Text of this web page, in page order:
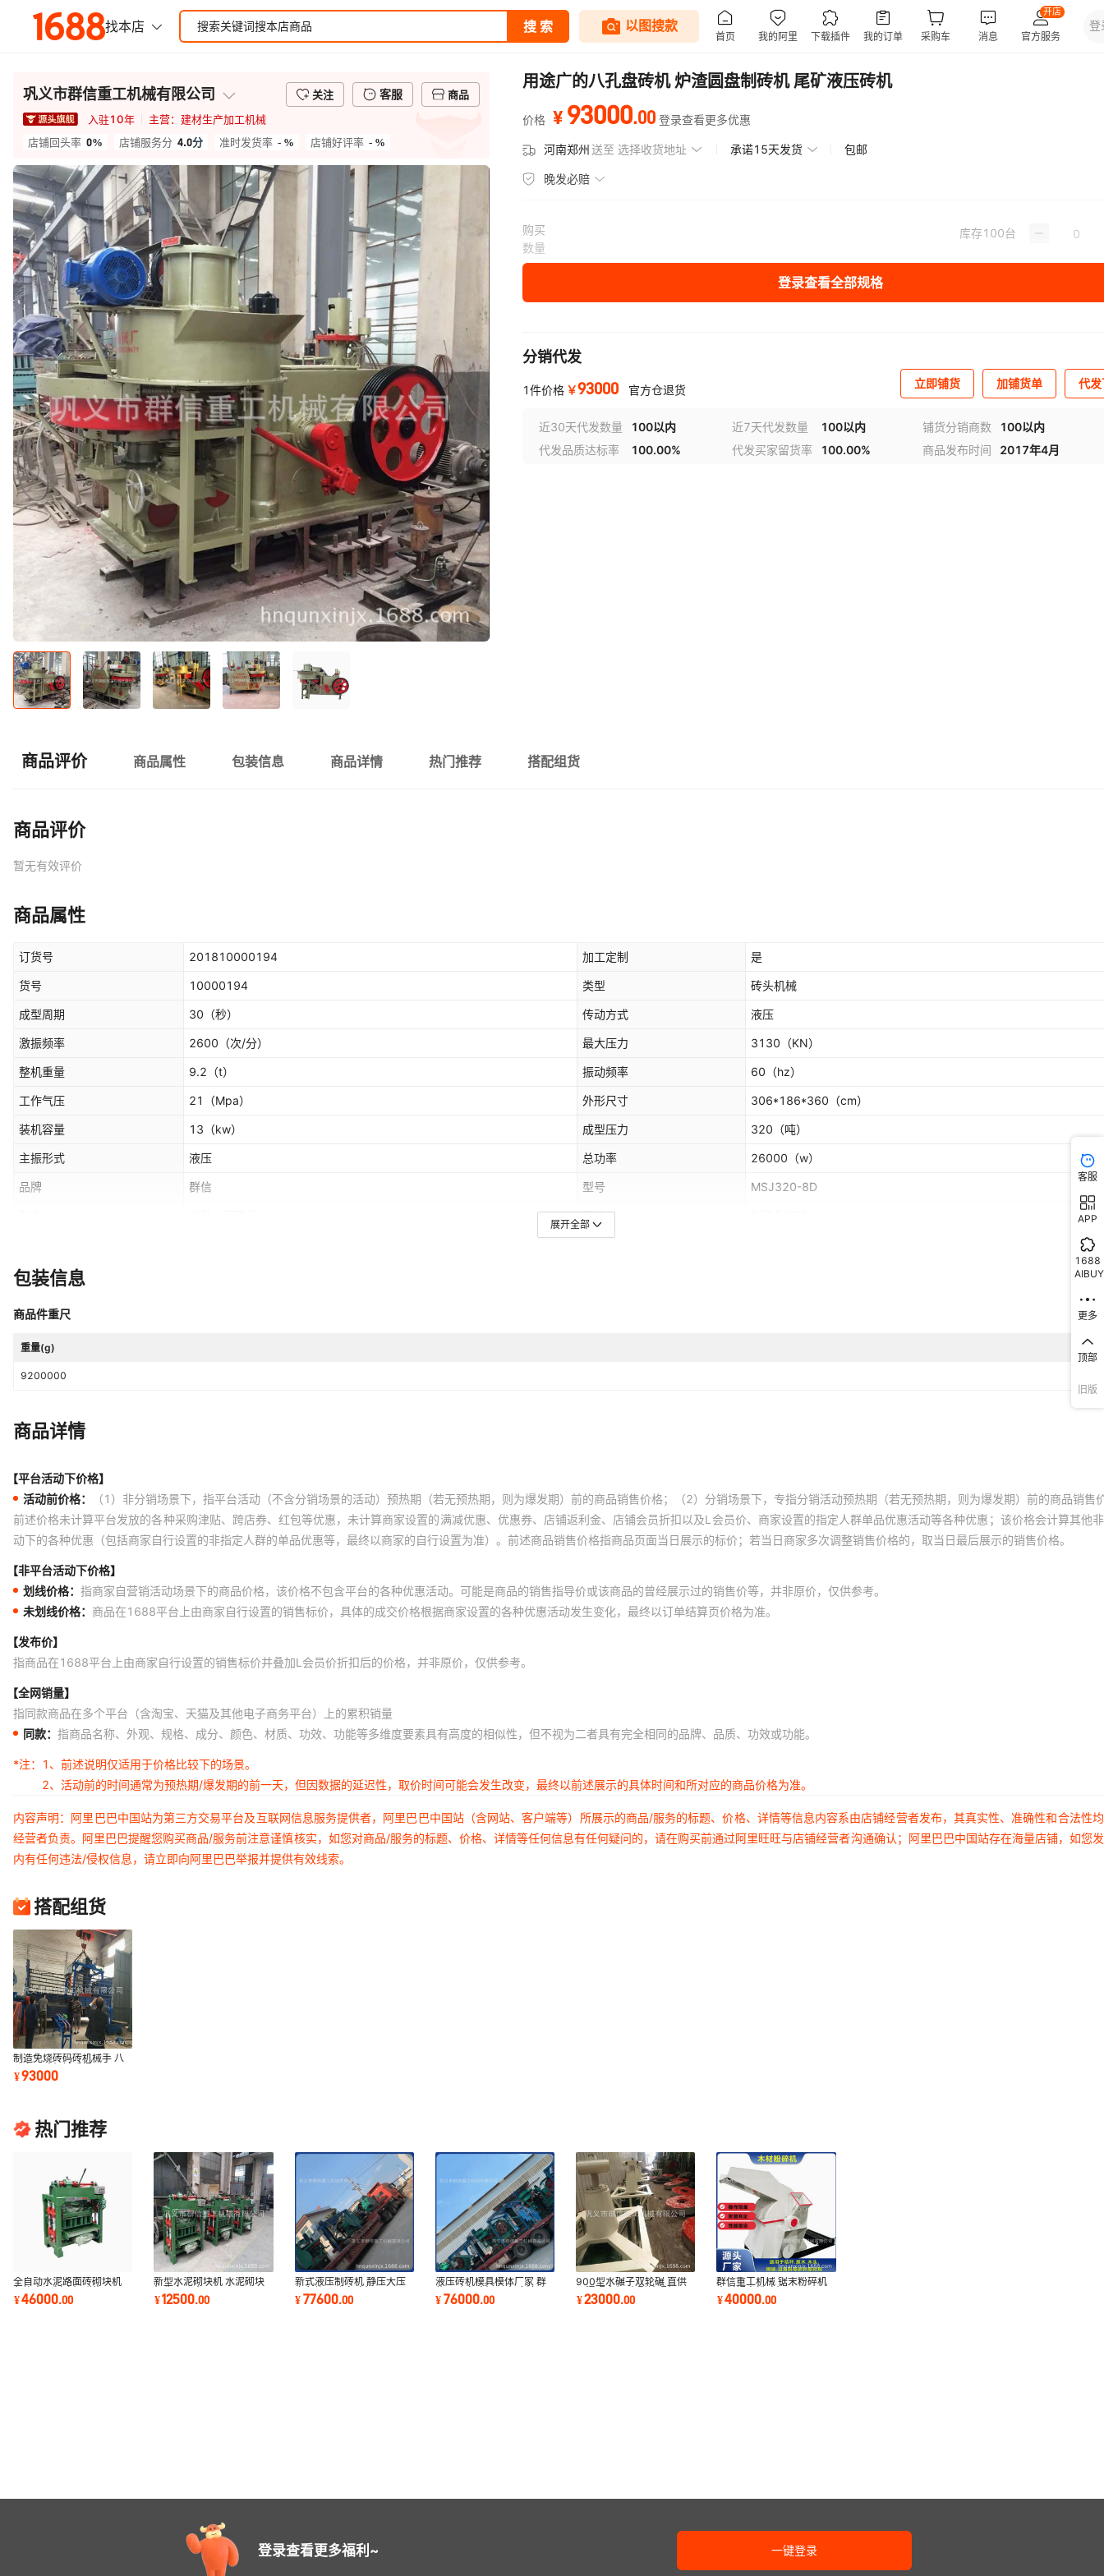
巩义市群信重工机械有限公司 关注 客服
商品
入驻10年 主营：建材生产加工机械
店铺回头率 0% 店铺服务分 4.0分 准时发货率 - % 店铺好评率 - %
用途广的八孔盘砖机 炉渣圆盘制砖机 尾矿液压砖机
价格 ¥ 93000.00 登录查看更多优惠
河南郑州送至 选择收货地址 承诺15天发货 包邮
晚发必赔
购买
数量
库存100台
登录查看全部规格
分销代发
1件价格 ￥93000 官方仓退货 立即铺货 加铺货单 代
近30天代发数量 100以内 近7天代发数量 100以内 铺货分销商数
100以内
代发品质达标率
100.00% 代发买家留货率 100.00% 商品发布时间 2017年4月
商品评价 商品属性 包装信息 商品详情 热门推荐 搭配组货
商品评价
暂无有效评价
商品属性
订货号 201810000194 加工定制 是
货号 10000194 类型 砖头机械
成型周期 30 （秒） 传动方式 液压
激振频率 2600 （次/分） 最大压力 3130 （KN）
整机重量 9.2 （t） 振动频率 60 （hz）
工作气压 21 （Mpa） 外形尺寸 306*186*360 （cm）
装机容量 13 （kw） 成型压力 320 （吨）
主振形式 液压 总功率 26000 （w）
品牌 群信 型号 MSJ320-8D
用途
产品别名
展开全部
包装信息
商品件重尺
重量(g)
9200000
商品详情
【平台活动下价格】
活动前价格：
（1）非分销场景下，指平台活动（不含分销场景的活动）预热期（若无预热期，则为爆发期）前的商品销售价格；（2）分销场景下，专指分销活动预热期（若无预热期，则为爆发期）前的商品销售
前述价格未计算平台发放的各种采购津贴、跨店券、红包等优惠，未计算商家设置的满减优惠、优惠券、店铺返利金、店铺会员折扣以及L会员价、商家设置的指定人群单品优惠活动等各种优惠；该价格会计算其他
动下的各种优惠（包括商家自行设置的非指定人群的单品优惠等，最终以商家的自行设置为准）。前述商品销售价格指商品页面当日展示的标价；若当日商家多次调整销售价格的，取当日最后展示的销售价格。
【非平台活动下价格】
划线价格： 指商家自营销活动场景下的商品价格，该价格不包含平台的各种优惠活动。可能是商品的销售指导价或该商品的曾经展示过的销售价等，并非原价，仅供参考。
未划线价格： 商品在1688平台上由商家自行设置的销售标价，具体的成交价格根据商家设置的各种优惠活动发生变化，最终以订单结算页价格为准。
【发布价】
指商品在1688平台上由商家自行设置的销售标价并叠加L会员价折扣后的价格，并非原价，仅供参考。
【全网销量】
指同款商品在多个平台（含淘宝、天猫及其他电子商务平台）上的累积销量
同款： 指商品名称、外观、规格、成分、颜色、材质、功效、功能等多维度要素具有高度的相似性，但不视为二者具有完全相同的品牌、品质、功效或功能。
*注：
1、前述说明仅适用于价格比较下的场景。
2、活动前的时间通常为预热期/爆发期的前一天，但因数据的延迟性，取价时间可能会发生改变，最终以前述展示的具体时间和所对应的商品价格为准。
内容声明：阿里巴巴中国站为第三方交易平台及互联网信息服务提供者，阿里巴巴中国站（含网站、客户端等）所展示的商品/服务的标题、价格、详情等信息内容系由店铺经营者发布，其真实性、准确性和合法性
经营者负责。阿里巴巴提醒您购买商品/服务前注意谨慎核实，如您对商品/服务的标题、价格、详情等任何信息有任何疑问的，请在购买前通过阿里旺旺与店铺经营者沟通确认；阿里巴巴中国站存在海量店铺，如您
内有任何违法/侵权信息，请立即向阿里巴巴举报并提供有效线索。
搭配组货
制造免烧砖码砖机械手 八
孔盘码砖机械手报价
¥93000
热门推荐
全自动水泥路面砖砌块机
免烧水泥制砖机群信
¥46000.00
新型水泥砌块机 水泥砌块
机生产厂商
¥12500.00
新式液压制砖机 静压大压
力免烧八孔盘砖机
¥77600.00
液压砖机模具模体厂家 群
信八孔盘砖机 面包废渣砖
机
¥76000.00
900型水碾子双轮碾 直供
干湿碾金机 小型轮碾机
¥23000.00
群信重工机械 锯末粉碎机
木材锯末粉碎机
¥40000.00
登录查看更多福利~ 一键登录
客服
APP
1688
AIBUY
更多
顶部
旧版